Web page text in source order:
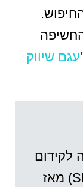
עגם שיווק
לקידום
אתרים בגוגל (SEO) מאז